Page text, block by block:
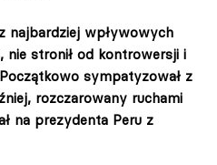
najbardziej wpływowych
nie stronił od kontrowersji i
sympatyzował z
rozczarowany ruchami
na prezydenta Peru z